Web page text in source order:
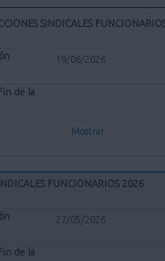
SINDICALES
19/06/2026
Mostrar
FUNCIONARIOS 2026
27/05/2026